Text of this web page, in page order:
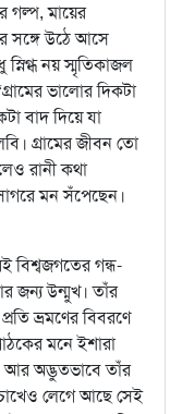
গল্প, মায়ের
সঙ্গে উঠে আসে
স্নিগ্ধ নয় স্মৃতিকাজল
ভালোর দিকটা
বাদ দিয়ে যা
গ্রামের জীবন তো
রানী কথা
মন সঁপেছেন।
বিশ্বজগতের গন্ধ-
জন্য উন্মুখ। তাঁর
ভ্রমণের বিবরণে
মনে ইশারা
আর অদ্ভুতভাবে তাঁর
লেগে আছে সেই